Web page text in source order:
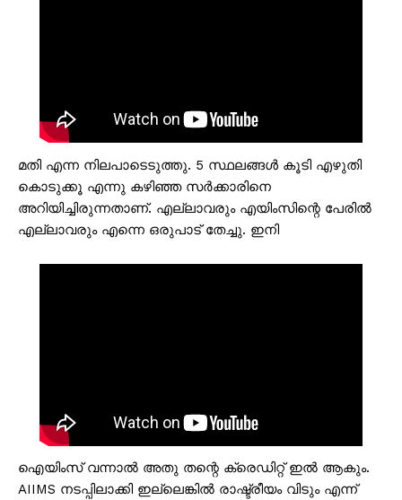
മതി എന്ന നിലപാടെടുത്തു. 5 സ്ഥലങ്ങൾ കൂടി എഴുതി
കൊടുക്കൂ എന്നു കഴിഞ്ഞ സർക്കാരിനെ
അറിയിച്ചിരുന്നതാണ്. എല്ലാവരും എയിംസിന്റെ പേരിൽ
എല്ലാവരും എന്നെ ഒരുപാട് തേച്ചു. ഇനി
ഐയിംസ് വന്നാൽ അതു തന്റെ ക്രെഡിറ്റ്‌ ഇൽ ആകും.
AIIMS നടപ്പിലാക്കി ഇല്ലെങ്കിൽ രാഷ്ട്രീയം വിടും എന്ന്